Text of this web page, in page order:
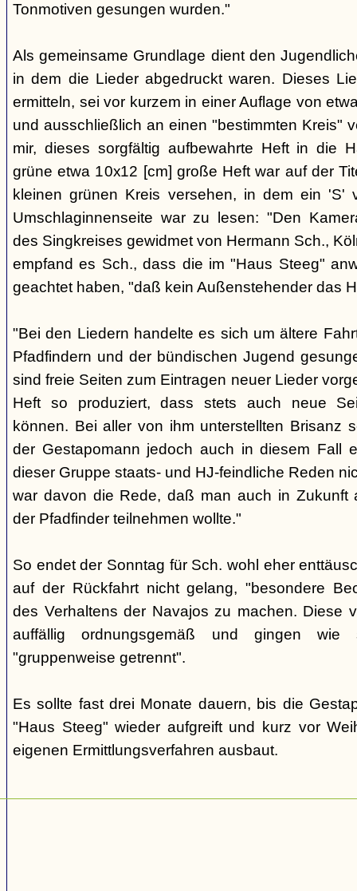
Tonmotiven gesungen wurden."
Als gemeinsame Grundlage dient den
in dem die Lieder abgedruckt waren. Dieses
ermitteln, sei vor kurzem in einer Auflage von
und ausschließlich an einen "bestimmten Kreis"
mir, dieses sorgfältig aufbewahrte Heft in die
grüne etwa 10x12 [cm] große Heft war auf der
kleinen grünen Kreis versehen, in dem ein 'S'
Umschlaginnenseite war zu lesen: "Den
des Singkreises gewidmet von Hermann Sch.,
empfand es Sch., dass die im "Haus Steeg"
geachtet haben, "daß kein Außenstehender das
"Bei den Liedern handelte es sich um ältere
Pfadfindern und der bündischen Jugend
sind freie Seiten zum Eintragen neuer Lieder
Heft so produziert, dass stets auch neue
können. Bei aller von ihm unterstellten Brisanz
der Gestapomann jedoch auch in diesem Fall
dieser Gruppe staats- und HJ-feindliche Reden
war davon die Rede, daß man auch in Zukunft
der Pfadfinder teilnehmen wollte."
So endet der Sonntag für Sch. wohl eher
auf der Rückfahrt nicht gelang, "besondere
des Verhaltens der Navajos zu machen. Diese
auffällig ordnungsgemäß und gingen wie
"gruppenweise getrennt".
Es sollte fast drei Monate dauern, bis die
"Haus Steeg" wieder aufgreift und kurz vor
eigenen Ermittlungsverfahren ausbaut.